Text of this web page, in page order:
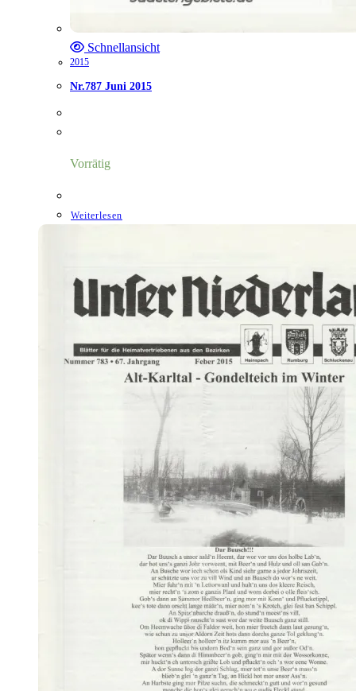
Schnellansicht
2015
Nr.787 Juni 2015
Vorrätig
Weiterlesen